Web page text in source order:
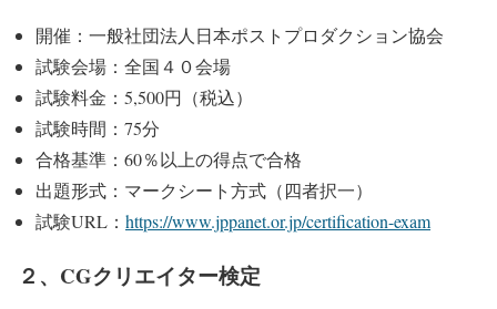
開催：一般社団法人日本ポストプロダクション協会
試験会場：全国４０会場
試験料金：5,500円（税込）
試験時間：75分
合格基準：60％以上の得点で合格
出題形式：マークシート方式（四者択一）
試験URL： https://www.jppanet.or.jp/certification-exam
２、CGクリエイター検定